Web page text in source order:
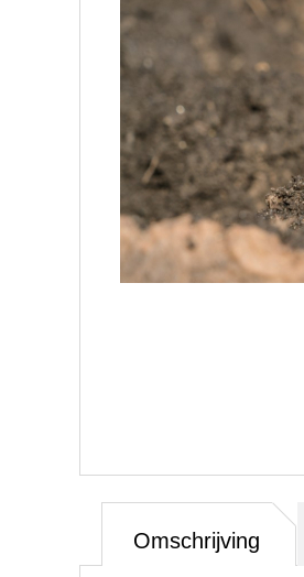
Omschrijving